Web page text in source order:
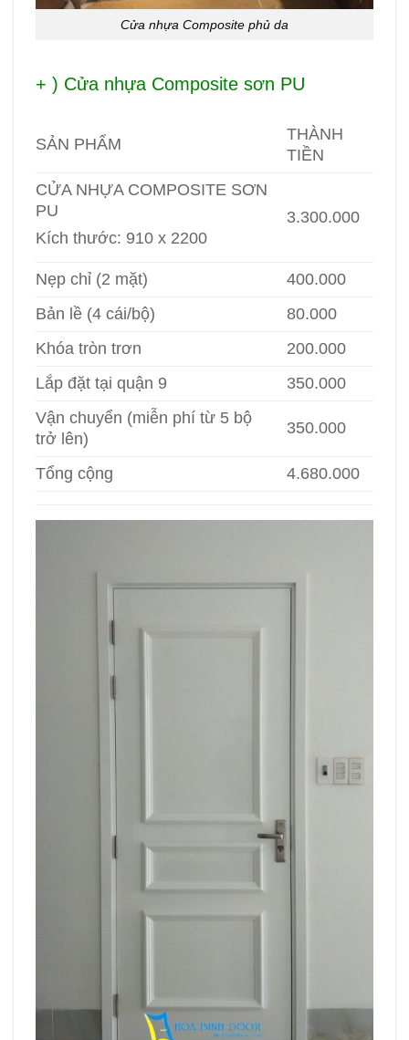
Cửa nhựa Composite phủ da
+ ) Cửa nhựa Composite sơn PU
SẢN PHẨM
THÀNH
TIỀN
CỬA NHỰA COMPOSITE SƠN
PU
Kích thước: 910 x 2200
3.300.000
Nẹp chỉ (2 mặt)
400.000
Bản lề (4 cái/bộ)
80.000
Khóa tròn trơn
200.000
Lắp đặt tại quận 9
350.000
Vận chuyển (miễn phí từ 5 bộ
trở lên)
350.000
Tổng cộng 4.680.000